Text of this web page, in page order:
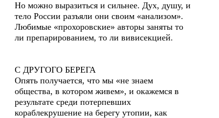
Но можно выразиться и сильнее. Дух, душу, и
тело России разъяли они своим «анализом».
Любимые «прохоровские» авторы заняты то
ли препарированием, то ли вивисекцией.
С ДРУГОГО БЕРЕГА
Опять получается, что мы «не знаем
общества, в котором живем», и окажемся в
результате среди потерпевших
кораблекрушение на берегу утопии, как